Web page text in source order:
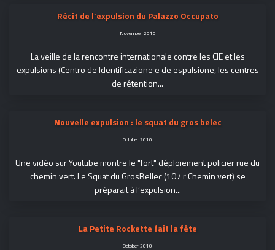
Récit de l’expulsion du Palazzo Occupato
November 2010
La veille de la rencontre internationale contre les CIE et les
expulsions (Centro de Identificazione e de espulsione, les centres
de rétention...
Nouvelle expulsion : le squat du gros belec
October 2010
Une vidéo sur Youtube montre le "fort" déploiement policier rue du
chemin vert. Le Squat du GrosBellec (107 r Chemin vert) se
préparait à l’expulsion...
La Petite Rockette fait la fête
October 2010